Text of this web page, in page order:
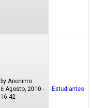
by Anonimo
6 Agosto, 2010 -
16:42
Estudiantes